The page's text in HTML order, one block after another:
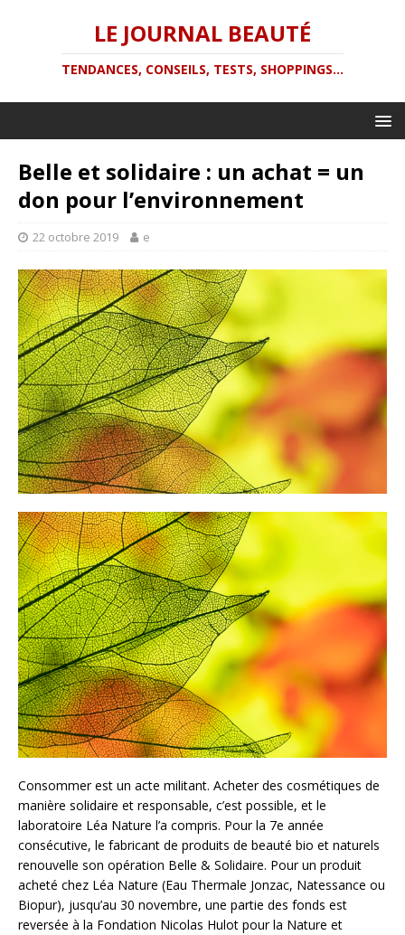
LE JOURNAL BEAUTÉ
TENDANCES, CONSEILS, TESTS, SHOPPINGS...
Belle et solidaire : un achat = un
don pour l’environnement
22 octobre 2019 e
Consommer est un acte militant. Acheter des cosmétiques de
manière solidaire et responsable, c’est possible, et le
laboratoire Léa Nature l’a compris. Pour la 7e année
consécutive, le fabricant de produits de beauté bio et naturels
renouvelle son opération Belle & Solidaire. Pour un produit
acheté chez Léa Nature (Eau Thermale Jonzac, Natessance ou
Biopur), jusqu’au 30 novembre, une partie des fonds est
reversée à la Fondation Nicolas Hulot pour la Nature et